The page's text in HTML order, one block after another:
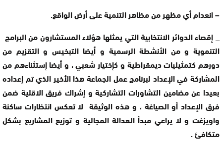
– انعدام أي مظهر من مظاهر التنمية على أرض الواقع.
_ إقصاء الدوائر الانتخابية التي يمثلها هؤلاء المستشارون من البرامج
التنموية و من الأنشطة الرسمية و أيضا التبخيس و التقزيم من
دورهم كتمثيليات ديمقراطية و كإختيار شعبي ، و أيضا إستثناءهم من
المشاركة في الإعداد لبرنامج عمل الجماعة هذا الأخير الذي تم إعداده
بعيدا عن مضامين التشاورات التشاركية و إشراك فريق الاقلية ضمن
فرق الإعداد أو الصياغة ، و هذه الوثيقة لا تعكس انتظارات ساكنة
واويزغت و لا يراعي مبدأ العدالة المجالية و توزيع المشاريع بشكل
متكافئ .